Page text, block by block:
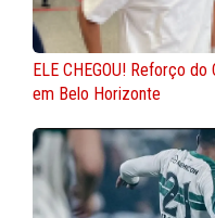
ELE CHEGOU! Reforço
em Belo Horizonte